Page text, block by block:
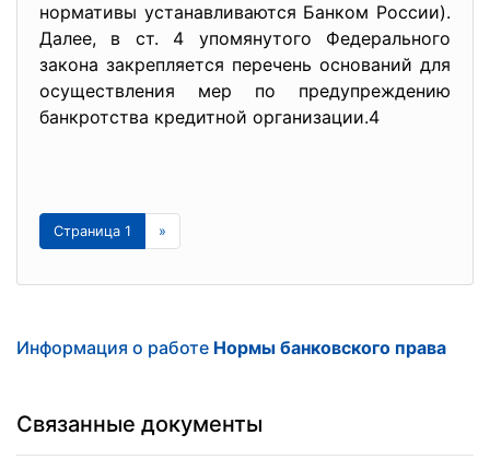
нормативы устанавливаются Банком России).
Далее, в ст. 4 упомянутого Федерального
закона закрепляется перечень оснований для
осуществления мер по предупреждению
банкротства кредитной организации.4
Страница 1 »
Информация о работе Нормы банковского права
Связанные документы